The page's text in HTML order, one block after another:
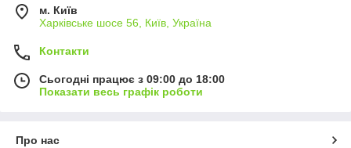
м. Київ
Харківське шосе 56, Київ, Україна
Контакти
Сьогодні працює з 09:00 до 18:00
Показати весь графік роботи
Про нас